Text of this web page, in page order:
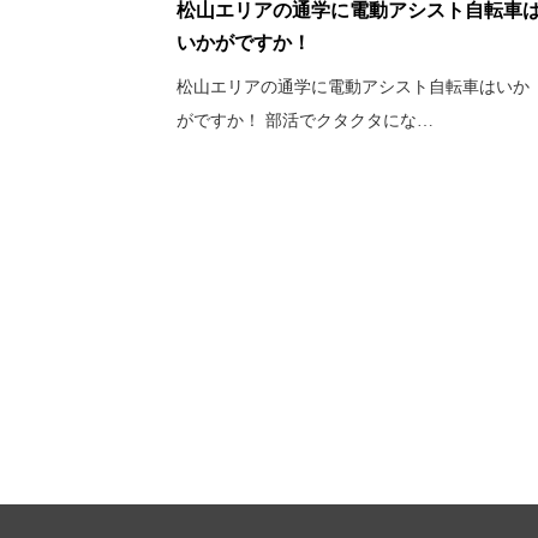
松山エリアの通学に電動アシスト自転車
いかがですか！
松山エリアの通学に電動アシスト自転車はいか
がですか！ 部活でクタクタにな…